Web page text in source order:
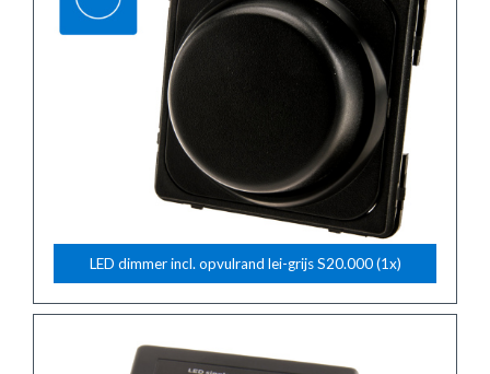
LED dimmer incl. opvulrand lei-grijs S20.000 (1x)